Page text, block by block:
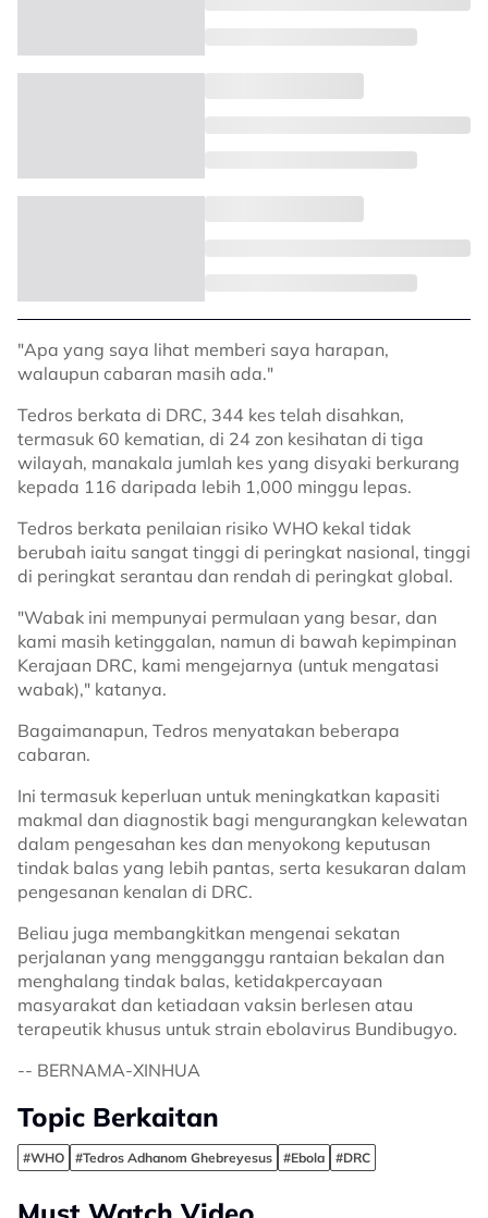
"Apa yang saya lihat memberi saya harapan,
walaupun cabaran masih ada."
Tedros berkata di DRC, 344 kes telah disahkan,
termasuk 60 kematian, di 24 zon kesihatan di tiga
wilayah, manakala jumlah kes yang disyaki berkurang
kepada 116 daripada lebih 1,000 minggu lepas.
Tedros berkata penilaian risiko WHO kekal tidak
berubah iaitu sangat tinggi di peringkat nasional, tinggi
di peringkat serantau dan rendah di peringkat global.
"Wabak ini mempunyai permulaan yang besar, dan
kami masih ketinggalan, namun di bawah kepimpinan
Kerajaan DRC, kami mengejarnya (untuk mengatasi
wabak)," katanya.
Bagaimanapun, Tedros menyatakan beberapa
cabaran.
Ini termasuk keperluan untuk meningkatkan kapasiti
makmal dan diagnostik bagi mengurangkan kelewatan
dalam pengesahan kes dan menyokong keputusan
tindak balas yang lebih pantas, serta kesukaran dalam
pengesanan kenalan di DRC.
Beliau juga membangkitkan mengenai sekatan
perjalanan yang mengganggu rantaian bekalan dan
menghalang tindak balas, ketidakpercayaan
masyarakat dan ketiadaan vaksin berlesen atau
terapeutik khusus untuk strain ebolavirus Bundibugyo.
-- BERNAMA-XINHUA
Topic Berkaitan
#WHO #Tedros Adhanom Ghebreyesus #Ebola #DRC